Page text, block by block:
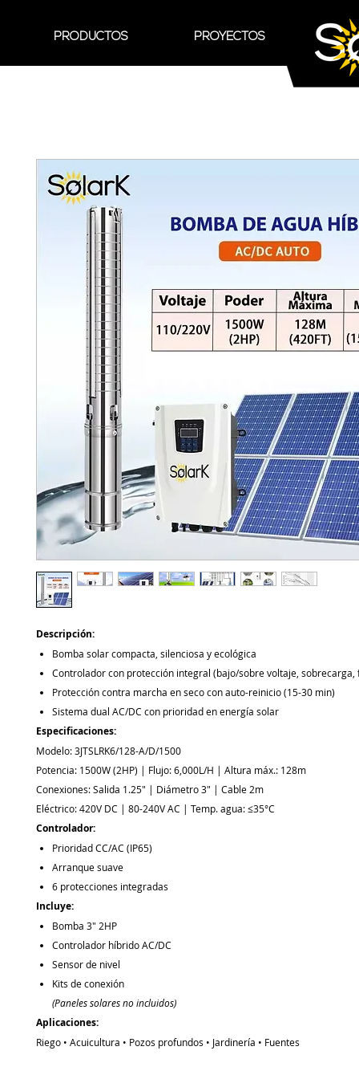
PRODUCTOS PROYECTOS
Descripción:
Bomba solar compacta, silenciosa y ecológica
Controlador con protección integral (bajo/sobre voltaje, sobrecarga,
Protección contra marcha en seco con auto-reinicio (15-30 min)
Sistema dual AC/DC con prioridad en energía solar
Especificaciones:
Modelo: 3JTSLRK6/128-A/D/1500
Potencia: 1500W (2HP) | Flujo: 6,000L/H | Altura máx.: 128m
Conexiones: Salida 1.25" | Diámetro 3" | Cable 2m
Eléctrico: 420V DC | 80-240V AC | Temp. agua: ≤35°C
Controlador:
Prioridad CC/AC (IP65)
Arranque suave
6 protecciones integradas
Incluye:
Bomba 3" 2HP
Controlador híbrido AC/DC
Sensor de nivel
Kits de conexión
(Paneles solares no incluidos)
Aplicaciones:
Riego • Acuicultura • Pozos profundos • Jardinería • Fuentes